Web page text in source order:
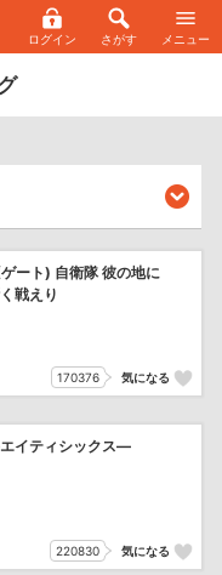
ログイン さがす メニュー
ート) 自衛隊 彼の地に
戦えり
170376 気になる
イティシックス―
220830 気になる